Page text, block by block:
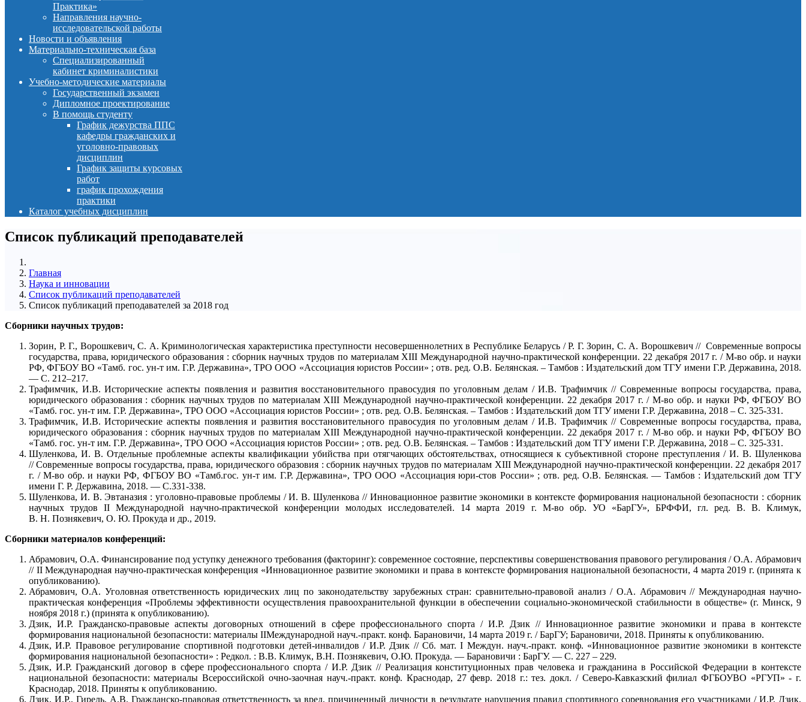
Практика»
Направления научно-
исследовательской работы
Новости и объявления
Материально-техническая база
Специализированный
кабинет криминалистики
Учебно-методические материалы
Государственный экзамен
Дипломное проектирование
В помощь студенту
График дежурства ППС
кафедры гражданских и
уголовно-правовых
дисциплин
График защиты курсовых
работ
график прохождения
практики
Каталог учебных дисциплин
Список публикаций преподавателей
Главная
Наука и инновации
Список публикаций преподавателей
Список публикаций преподавателей за 2018 год
Сборники научных трудов:
Зорин, Р. Г., Ворошкевич, С. А. Криминологическая характеристика преступности несовершеннолетних в Республике Беларусь / Р. Г. Зорин, С. А. Ворошкевич // Современные вопросы
государства, права, юридического образования : сборник научных трудов по материалам XIII Международной научно-практической конференции. 22 декабря 2017 г. / М-во обр. и науки
РФ, ФГБОУ ВО «Тамб. гос. ун-т им. Г.Р. Державина», ТРО ООО «Ассоциация юристов России» ; отв. ред. О.В. Белянская. – Тамбов : Издательский дом ТГУ имени Г.Р. Державина, 2018.
— С. 212–217.
Трафимчик, И.В. Исторические аспекты появления и развития восстановительного правосудия по уголовным делам / И.В. Трафимчик // Современные вопросы государства, права,
юридического образования : сборник научных трудов по материалам XIII Международной научно-практической конференции. 22 декабря 2017 г. / М-во обр. и науки РФ, ФГБОУ ВО
«Тамб. гос. ун-т им. Г.Р. Державина», ТРО ООО «Ассоциация юристов России» ; отв. ред. О.В. Белянская. – Тамбов : Издательский дом ТГУ имени Г.Р. Державина, 2018 – С. 325-331.
Трафимчик, И.В. Исторические аспекты появления и развития восстановительного правосудия по уголовным делам / И.В. Трафимчик // Современные вопросы государства, права,
юридического образования : сборник научных трудов по материалам XIII Международной научно-практической конференции. 22 декабря 2017 г. / М-во обр. и науки РФ, ФГБОУ ВО
«Тамб. гос. ун-т им. Г.Р. Державина», ТРО ООО «Ассоциация юристов России» ; отв. ред. О.В. Белянская. – Тамбов : Издательский дом ТГУ имени Г.Р. Державина, 2018 – С. 325-331.
Шуленкова, И. В. Отдельные проблемные аспекты квалификации убийства при отягчающих обстоятельствах, относящиеся к субъективной стороне преступления / И. В. Шуленкова
// Современные вопросы государства, права, юридического образовия : сборник научных трудов по материалам XIII Международной научно-практической конференции. 22 декабря 2017
г. / М-во обр. и науки РФ, ФГБОУ ВО «Тамб.гос. ун-т им. Г.Р. Державина», ТРО ООО «Ассоциация юри-стов России» ; отв. ред. О.В. Белянская. — Тамбов : Издательский дом ТГУ
имени Г. Р. Державина, 2018. — С.331-338.
Шуленкова, И. В. Эвтаназия : уголовно-правовые проблемы / И. В. Шуленкова // Инновационное развитие экономики в контексте формирования национальной безопасности : сборник
научных трудов II Международной научно-практической конференции молодых исследователей. 14 марта 2019 г. М-во обр. УО «БарГУ», БРФФИ, гл. ред. В. В. Климук,
В. Н. Познякевич, О. Ю. Прокуда и др., 2019.
Сборники материалов конференций:
Абрамович, О.А. Финансирование под уступку денежного требования (факторинг): современное состояние, перспективы совершенствования правового регулирования / О.А. Абрамович
// II Международная научно-практическая конференция «Инновационное развитие экономи­ки и права в контексте формирования национальной безопасности, 4 марта 2019 г. (принята к
опубликованию).
Абрамович, О.А. Уголовная ответственность юридических лиц по законодательству зарубежных стран: сравнительно-правовой анализ / О.А. Абрамович // Международная научно-
практическая конференция «Проблемы эффективности осуществления правоохранительной функции в обеспечении социально-экономической стабильности в обществе» (г. Минск, 9
ноября 2018 г.) (принята к опубликованию).
Дзик, И.Р. Гражданско-правовые аспекты договорных отношений в сфере профессионального спорта / И.Р. Дзик // Инновационное развитие экономики и права в контексте
формирования национальной безопасности: материалы IIМеждународной науч.-практ. конф. Барановичи, 14 марта 2019 г. / БарГУ; Барановичи, 2018. Приняты к опубликованию.
Дзик, И.Р. Правовое регулирование спортивной подготовки детей-инвалидов / И.Р. Дзик // Сб. мат. I Междун. науч.-практ. конф. «Инновационное развитие экономики в контексте
формирования национальной безопасности» : Редкол. : В.В. Климук, В.Н. Познякевич, О.Ю. Прокуда. — Барановичи : БарГУ. — С. 227 – 229.
Дзик, И.Р. Гражданский договор в сфере профессионального спорта / И.Р. Дзик // Реализация конституционных прав человека и гражданина в Российской Федерации в контексте
национальной безопасности: материалы Всероссийской очно-заочная науч.-практ. конф. Краснодар, 27 февр. 2018 г.: тез. докл. / Северо-Кавказский филиал ФГБОУВО «РГУП» - г.
Краснодар, 2018. Приняты к опубликованию.
Дзик, И.Р., Гирель, А.В. Гражданско-правовая ответственность за вред, причиненный личности в результате нарушения правил спортивного соревнования его участниками / И.Р. Дзик,